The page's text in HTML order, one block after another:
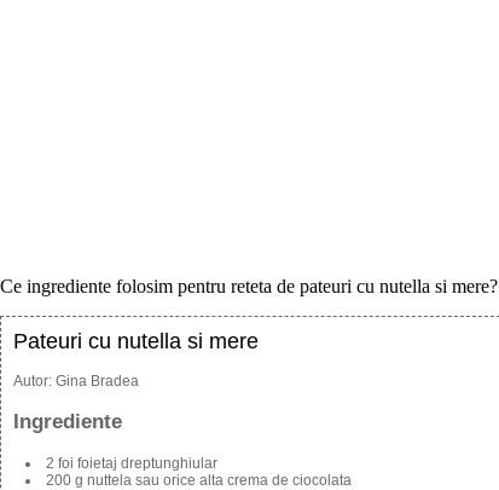
Ce ingrediente folosim pentru reteta de pateuri cu nutella si mere?
Pateuri cu nutella si mere
Autor: Gina Bradea
Ingrediente
2 foi foietaj dreptunghiular
200 g nuttela sau orice alta crema de ciocolata